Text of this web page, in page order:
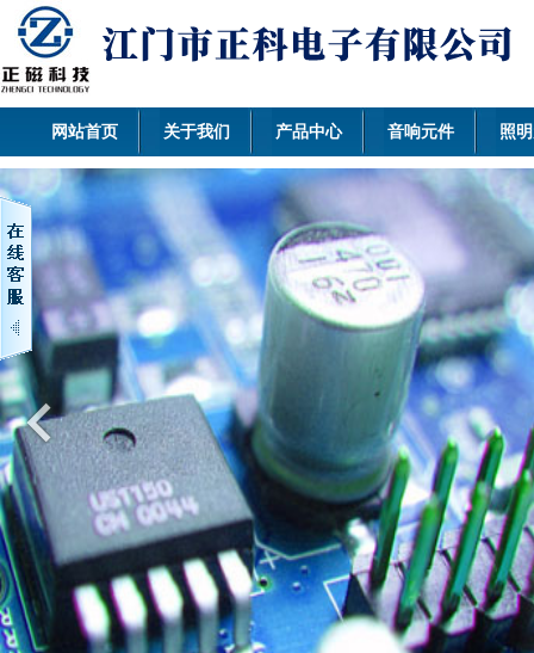
网站首页 关于我们 产品中心 音响元件 照